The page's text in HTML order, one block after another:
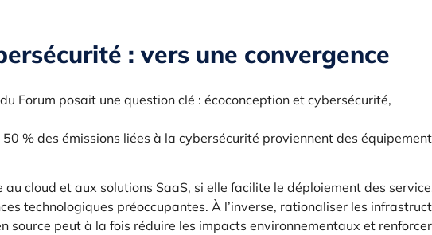
: vers une convergence
Forum posait une question clé : écoconception et cybersécurité,
% des émissions liées à la cybersécurité proviennent des
cloud et aux solutions SaaS, si elle facilite le déploiement des
technologiques préoccupantes. À l’inverse, rationaliser les
source peut à la fois réduire les impacts environnementaux et